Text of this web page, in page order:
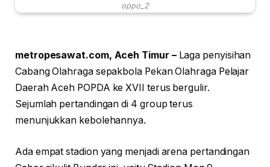
oppo_2
metropesawat.com, Aceh Timur –Laga penyisihan
Cabang Olahraga sepakbola Pekan Olahraga Pelajar
Daerah Aceh POPDA ke XVII terus bergulir.
Sejumlah pertandingan di 4 group terus
menunjukkan kebolehannya.
Ada empat stadion yang menjadi arena pertandingan